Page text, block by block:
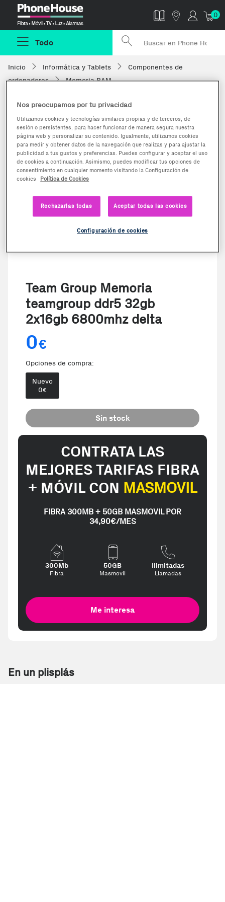
0
Todo
Inicio Informática y Tablets
Componentes de
ordenadores
Memoria RAM
Team Group Memoria
teamgroup ddr5 32gb
2x16gb 6800mhz delta
0€
Opciones de compra:
Nuevo
0€
Sin stock
CONTRATA LAS
MEJORES TARIFAS FIBRA
+ MÓVIL CON MASMOVIL
FIBRA 300MB + 50GB MASMOVIL POR
34,90€/MES
300Mb
Fibra
50GB
Masmovil
Ilimitadas
Llamadas
Me interesa
En un plisplás
Nos preocupamos por tu privacidad
Utilizamos cookies y tecnologías similares propias y de terceros, de
sesión o persistentes, para hacer funcionar de manera segura nuestra
página web y personalizar su contenido. Igualmente, utilizamos cookies
para medir y obtener datos de la navegación que realizas y para ajustar la
publicidad a tus gustos y preferencias. Puedes configurar y aceptar el uso
de cookies a continuación. Asimismo, puedes modificar tus opciones de
consentimiento en cualquier momento visitando la Configuración de
cookies
Política de Cookies
Rechazarlas todas Aceptar todas las cookies
Configuración de cookies